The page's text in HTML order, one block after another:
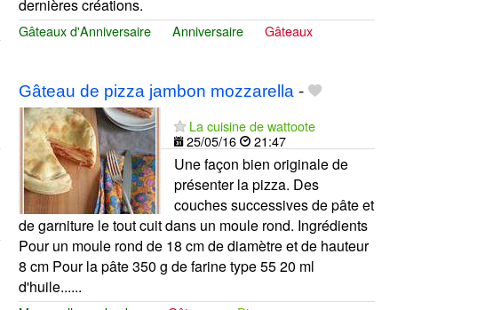
dernières créations.
Gâteaux d'Anniversaire Anniversaire Gâteaux
Gâteau de pizza jambon mozzarella -
La cuisine de wattoote
25/05/16
21:47
Une façon bien originale de
présenter la pizza. Des
couches successives de pâte et
de garniture le tout cuit dans un moule rond. Ingrédients
Pour un moule rond de 18 cm de diamètre et de hauteur
8 cm Pour la pâte 350 g de farine type 55 20 ml
d'huile......